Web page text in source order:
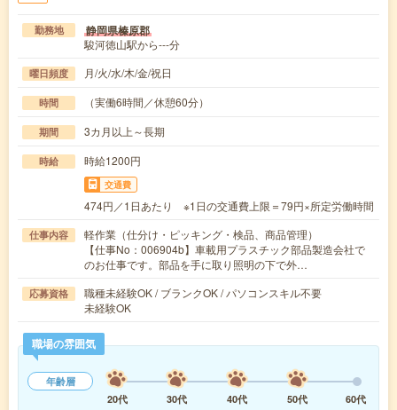
勤務地 静岡県榛原郡
駿河徳山駅から---分
曜日頻度 月/火/水/木/金/祝日
時間 （実働6時間／休憩60分）
期間 3カ月以上～長期
時給 時給1200円
交通費
474円／1日あたり ※1日の交通費上限＝79円×所定労働時間
仕事内容
軽作業（仕分け・ピッキング・検品、商品管理）
【仕事No：006904b】車載用プラスチック部品製造会社で
のお仕事です。部品を手に取り照明の下で外…
応募資格
職種未経験OK / ブランクOK / パソコンスキル不要
未経験OK
職場の雰囲気
年齢層
20代
30代 40代 50代
60代